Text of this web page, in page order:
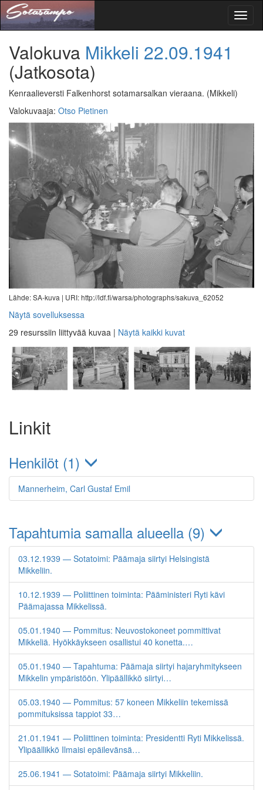
Valokuva Mikkeli 22.09.1941
(Jatkosota)
Kenraalieversti Falkenhorst sotamarsalkan vieraana. (Mikkeli)
Valokuvaaja: Otso Pietinen
Lähde: SA-kuva | URI: http://ldf.fi/warsa/photographs/sakuva_62052
Näytä sovelluksessa
29 resurssiin liittyvää kuvaa | Näytä kaikki kuvat
Linkit
Henkilöt (1)
Mannerheim, Carl Gustaf Emil
Tapahtumia samalla alueella (9)
03.12.1939 — Sotatoimi: Päämaja siirtyi Helsingistä
Mikkeliin.
10.12.1939 — Poliittinen toiminta: Pääministeri Ryti kävi
Päämajassa Mikkelissä.
05.01.1940 — Pommitus: Neuvostokoneet pommittivat
Mikkeliä. Hyökkäykseen osallistui 40 konetta.…
05.01.1940 — Tapahtuma: Päämaja siirtyi hajaryhmitykseen
Mikkelin ympäristöön. Ylipäällikkö siirtyi…
05.03.1940 — Pommitus: 57 koneen Mikkeliin tekemissä
pommituksissa tappiot 33…
21.01.1941 — Poliittinen toiminta: Presidentti Ryti Mikkelissä.
Ylipäällikkö Ilmaisi epäilevänsä…
25.06.1941 — Sotatoimi: Päämaja siirtyi Mikkeliin.